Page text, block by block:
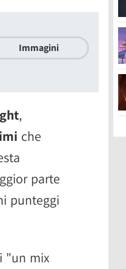
Immagini
,
che
parte
punteggi
"un mix